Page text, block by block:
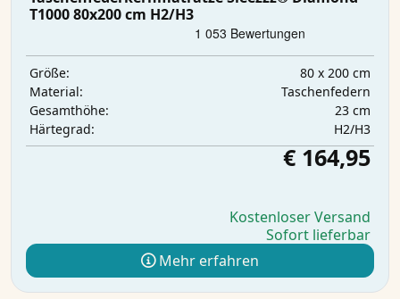
T1000 80x200 cm H2/H3
Größe:
80 x 200 cm
Material:
Taschenfedern
Gesamthöhe:
23 cm
Härtegrad:
H2/H3
€ 164,95
Kostenloser Versand
Sofort lieferbar
Mehr erfahren